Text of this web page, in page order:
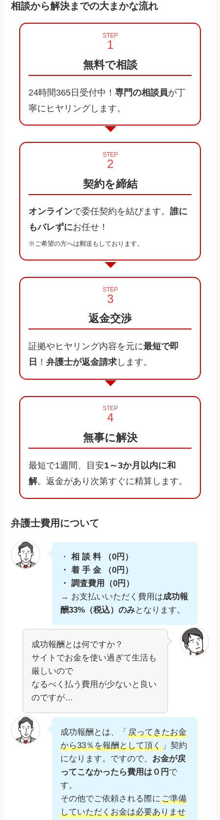
相談から解決までの大まかな流れ
STEP
無料で相談
24時間365日受付中！専門の相談員が丁
寧にヒヤリングします。
STEP
契約を締結
オンラインで委任契約を結びます。誰に
もバレずにお任せ！
※ご希望の方へは郵送もしております。
STEP
返金交渉
証拠やヒヤリング内容を元に最短で即
日 ！弁護士が返金請求 します。
STEP
無事に解決
最短で1週間、目安1～3か月以内に和
解。返金があり次第すぐに精算します。
弁護士費用について
・
相 談 料 （0円）
・ 着 手 金 （0円）
・ 調査費用（0円）
→ お支払いいただく費用は成功報
酬33%（税込）のみとなります。
成功報酬とは何ですか？
サイトでお金を使い過ぎて生活も
厳しいので
なるべく払う費用が少ないと良い
のですが…
成功報酬とは、「戻ってきたお金
から33％を報酬として頂く 」契約
になります。ですので、 お金が戻
ってこなかったら費用は０円 で
す。
その他でご依頼される際にご準備
していただくお金は必要ありませ